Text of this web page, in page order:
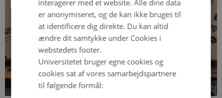
interagerer med et website. Alle dine data
er anonymiseret, og de kan ikke bruges til
at identificere dig direkte. Du kan altid
ændre dit samtykke under Cookies i
webstedets footer.
Universitetet bruger egne cookies og
cookies sat af vores samarbejdspartnere
til følgende formål: